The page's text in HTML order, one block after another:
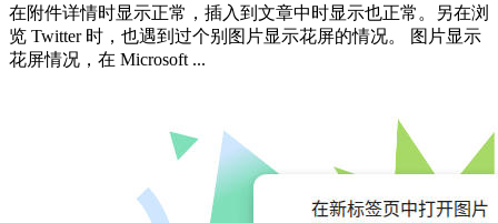
在附件详情时显示正常，插入到文章中时显示也正常。另在浏
览 Twitter 时，也遇到过个别图片显示花屏的情况。 图片显示
花屏情况，在 Microsoft ...